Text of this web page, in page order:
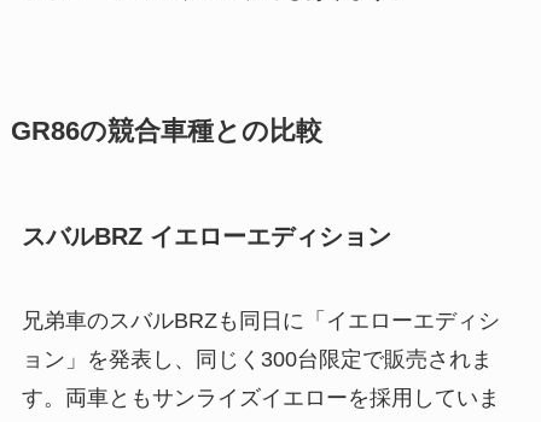
GR86の競合車種との比較
スバルBRZ イエローエディション
兄弟車のスバルBRZも同日に「イエローエディシ
ョン」を発表し、同じく300台限定で販売されま
す。両車ともサンライズイエローを採用していま